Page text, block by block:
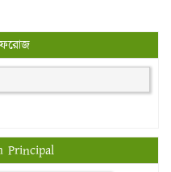
Principal